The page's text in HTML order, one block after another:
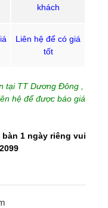
khách
Liên hệ để có giá
tốt
tại TT Dương Đông ,
hệ để được báo giá
1 ngày riêng vui